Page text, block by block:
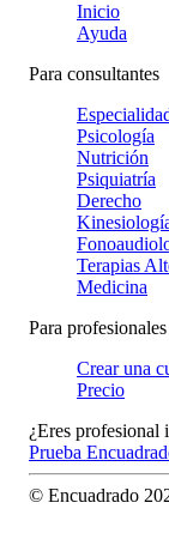
Inicio
Ayuda
Para consultantes
Psicología
Nutrición
Psiquiatría
Derecho
Terapias
Medicina
Para profesionales
Crear una
Precio
¿Eres profesional
Prueba
© Encuadrado